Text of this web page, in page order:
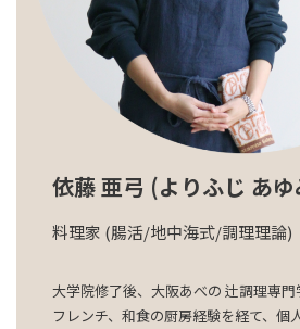
依藤 亜弓 (よりふじ あ
料理家 (腸活/地中海式/調理理論)
大学院修了後、大阪あべの 辻調理専門
フレンチ、和食の厨房経験を経て、個